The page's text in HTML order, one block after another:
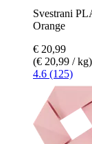
Svestrani
Orange
€ 20,99
(€ 20,99 / kg)
4.6 (125)